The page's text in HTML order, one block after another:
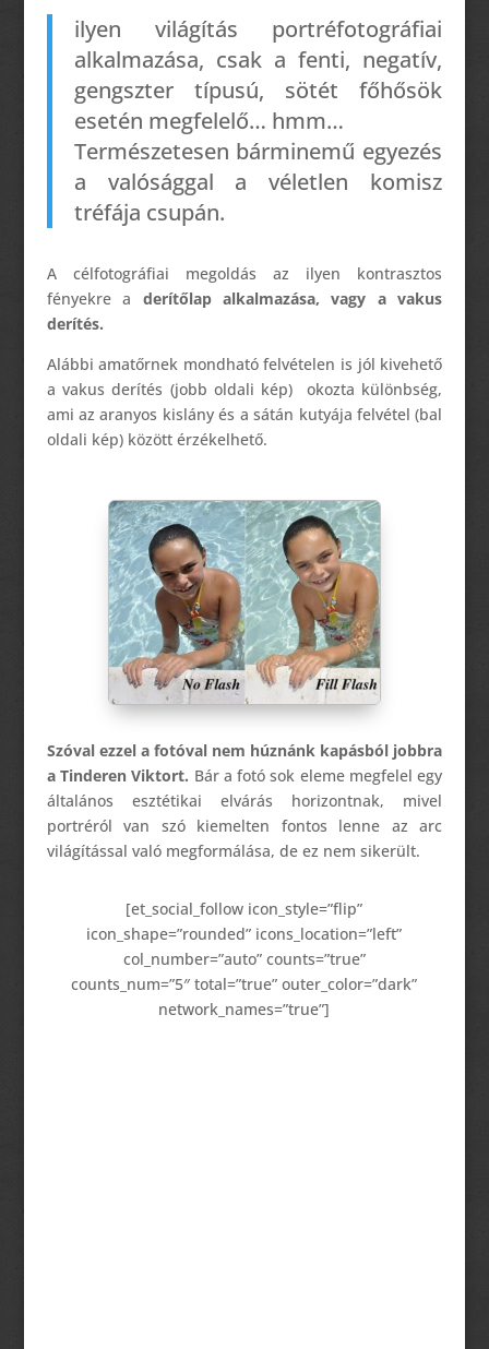
ilyen világítás portréfotográfiai
alkalmazása, csak a fenti, negatív,
gengszter típusú, sötét főhősök
esetén megfelelő… hmm…
Természetesen bárminemű egyezés
a valósággal a véletlen komisz
tréfája csupán.
A célfotográfiai megoldás az ilyen kontrasztos
fényekre a derítőlap alkalmazása, vagy a vakus
derítés.
Alábbi amatőrnek mondható felvételen is jól kivehető
a vakus derítés (jobb oldali kép) okozta különbség,
ami az aranyos kislány és a sátán kutyája felvétel (bal
oldali kép) között érzékelhető.
Szóval ezzel a fotóval nem húznánk kapásból jobbra
a Tinderen Viktort. Bár a fotó sok eleme megfelel egy
általános esztétikai elvárás horizontnak, mivel
portréról van szó kiemelten fontos lenne az arc
világítással való megformálása, de ez nem sikerült.
[et_social_follow icon_style=”flip”
icon_shape=”rounded” icons_location=”left”
col_number=”auto” counts=”true”
counts_num=”5″ total=”true” outer_color=”dark”
network_names=”true”]